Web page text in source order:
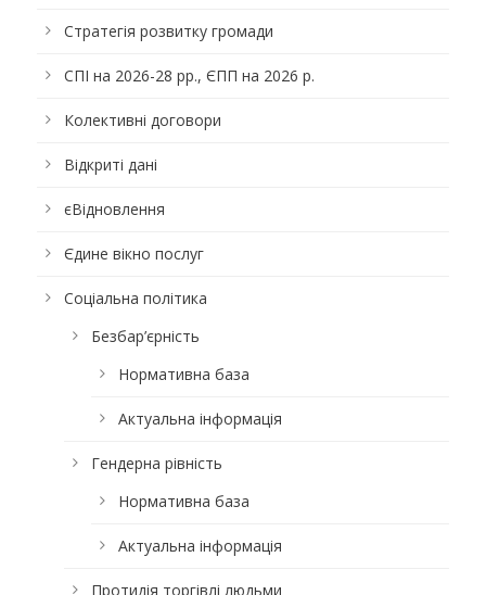
Стратегія розвитку громади
СПІ на 2026-28 рр., ЄПП на 2026 р.
Колективні договори
Відкриті дані
єВідновлення
Єдине вікно послуг
Соціальна політика
Безбар’єрність
Нормативна база
Актуальна інформація
Гендерна рівність
Нормативна база
Актуальна інформація
Протидія торгівлі людьми